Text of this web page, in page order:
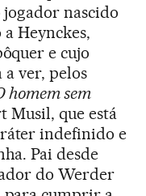
jogador nascido
Heynckes,
e cujo
ver, pelos
homem sem
Musil, que está
indefinido e
Pai desde
do Werder